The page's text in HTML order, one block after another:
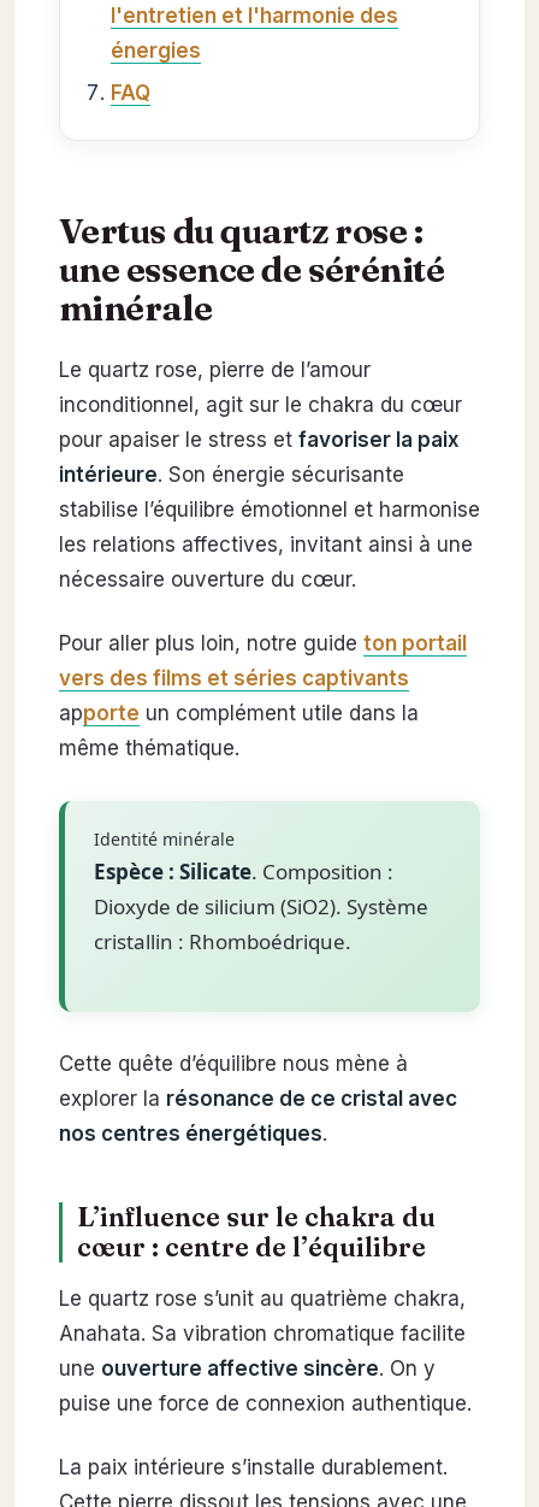
l'entretien et l'harmonie des
énergies
FAQ
Vertus du quartz rose :
une essence de sérénité
minérale
Le quartz rose, pierre de l’amour
inconditionnel, agit sur le chakra du cœur
pour apaiser le stress et favoriser la paix
intérieure. Son énergie sécurisante
stabilise l’équilibre émotionnel et harmonise
les relations affectives, invitant ainsi à une
nécessaire ouverture du cœur.
Pour aller plus loin, notre guide ton portail
vers des films et séries captivants
apporte un complément utile dans la
même thématique.
Identité minérale
Espèce : Silicate. Composition :
Dioxyde de silicium (SiO2). Système
cristallin : Rhomboédrique.
Cette quête d’équilibre nous mène à
explorer la résonance de ce cristal avec
nos centres énergétiques.
L’influence sur le chakra du
cœur : centre de l’équilibre
Le quartz rose s’unit au quatrième chakra,
Anahata. Sa vibration chromatique facilite
une ouverture affective sincère. On y
puise une force de connexion authentique.
La paix intérieure s’installe durablement.